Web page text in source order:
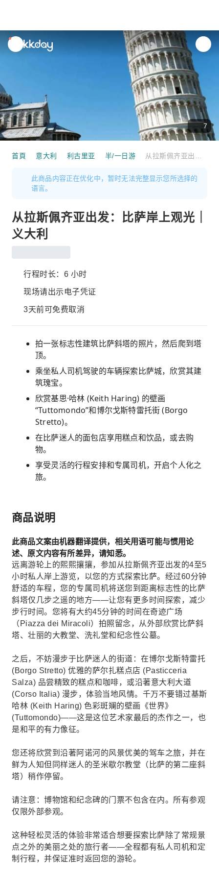
unread
notifications
7
首頁 意大利 利古里亚 半/一日游
此商品内容正在优化中，暂时无法完整显示您所选择的
语言。
从拉斯佩齐亚出发：比萨岸上观光｜
义大利
行程时长：6 小时
现场请出示电子凭证
3天前可免费取消
拍一张标志性建筑比萨斜塔的照片，然后爬到塔
顶。
乘坐私人司机驾驶的车辆探索比萨城，欣赏其建
筑瑰宝。
欣赏基思·哈林 (Keith Haring) 的壁画
“Tuttomondo”和博尔戈斯特雷托街 (Borgo
Stretto)。
在比萨迷人的面包店享用糕点和饮品，或去购
物。
享受灵活的行程安排和专属司机，开启个人化之
旅。
商品说明
此商品文案由机器翻译提供，相关用语可能与惯用论
述、原文内容有所差异，请知悉。
远离游轮上的熙熙攘攘，参加从拉斯佩齐亚出发的4至5
小时私人岸上游览，以您的方式探索比萨。经过60分钟
舒适的车程，您的专属司机将送您到距离标志性的比萨
斜塔仅几步之遥的地方——让您有更多时间探索，减少
步行时间。您将有大约45分钟的时间在奇迹广场
（Piazza dei Miracoli）拍照留念，从外部欣赏比萨斜
塔、壮丽的大教堂、洗礼堂和纪念性公墓。
之后，不妨漫步于比萨迷人的街道：在博尔戈斯特雷托
(Borgo Stretto) 优雅的萨尔扎糕点店 (Pasticceria
Salza) 品尝精致的糕点和咖啡，或沿著意大利大道
(Corso Italia) 漫步，体验当地风情。千万不要错过基斯
哈林 (Keith Haring) 色彩斑斓的壁画《世界》
(Tuttomondo)——这是这位艺术家最后的杰作之一，也
是和平的有力像征。
您还将欣赏到沿著阿诺河的风景优美的驾车之旅，并在
鲜为人知但同样迷人的圣米歇尔教堂（比萨的第二座斜
塔）稍作停留。
请注意：博物馆和纪念碑的门票不包含在内。所有参观
仅限外部参观。
这种轻松灵活的体验非常适合想要探索比萨除了常规景
点之外的美丽之处的旅行者——全程都有私人司机和定
制行程，并保证准时返回您的游轮。